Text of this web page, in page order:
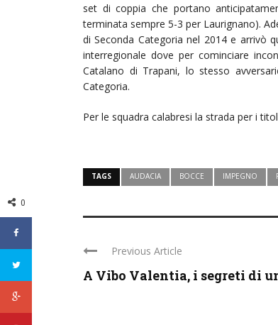
set di coppia che portano
terminata sempre 5-3 per Laurignano).
di Seconda Categoria nel 2014 e arrivò
interregionale dove per cominciare
Catalano di Trapani, lo stesso
Categoria.
Per le squadra calabresi la strada per i
TAGS AUDACIA BOCCE IMPEGNO
Previous Article
A Vibo Valentia, i segreti di
0